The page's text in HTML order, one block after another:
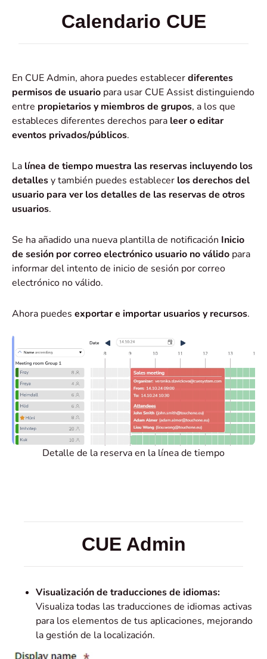
Calendario CUE
En CUE Admin, ahora puedes establecerdiferentes
permisos de usuario para usar CUE Assist distinguiendo
entre propietarios y miembros de grupos, a los que
estableces diferentes derechos para leer o editar
eventos privados/públicos.
La línea de tiempo muestra las reservas incluyendo los
detallesy también puedes establecer los derechos del
usuario para ver los detalles de las reservas de otros
usuarios.
Se ha añadido una nueva plantilla de notificación Inicio
de sesión por correo electrónico usuario no válido para
informar del intento de inicio de sesión por correo
electrónico no válido.
Ahora puedes exportar e importar usuarios y recursos.
Detalle de la reserva en la línea de tiempo
CUE Admin
Visualización de traducciones de idiomas:
Visualiza todas las traducciones de idiomas activas
para los elementos de tus aplicaciones, mejorando
la gestión de la localización.